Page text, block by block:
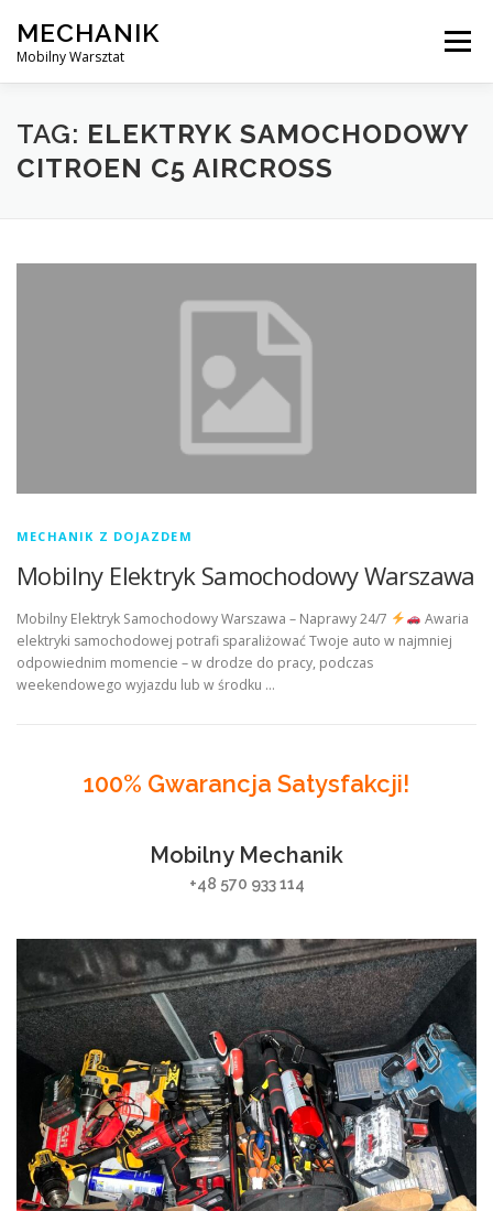
content
MECHANIK
Mobilny Warsztat
Menu
MOBILNY MECHANIK ELEKTRYK SAMOCHODOWY
TAG: ELEKTRYK SAMOCHODOWY
CITROEN C5 AIRCROSS
MECHANIK Z DOJAZDEM
Mobilny Elektryk Samochodowy Warszawa
Mobilny Elektryk Samochodowy Warszawa – Naprawy 24/7
Awaria
elektryki samochodowej potrafi sparaliżować Twoje auto w najmniej
odpowiednim momencie – w drodze do pracy, podczas
weekendowego wyjazdu lub w środku …
100% Gwarancja Satysfakcji!
Mobilny Mechanik
+48 570 933 114